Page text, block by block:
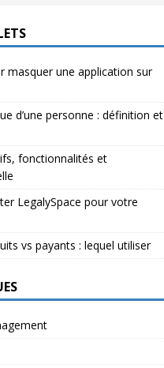
masquer une application sur
d’une personne : définition et
fonctionnalités et
LegalySpace pour votre
vs payants : lequel utiliser